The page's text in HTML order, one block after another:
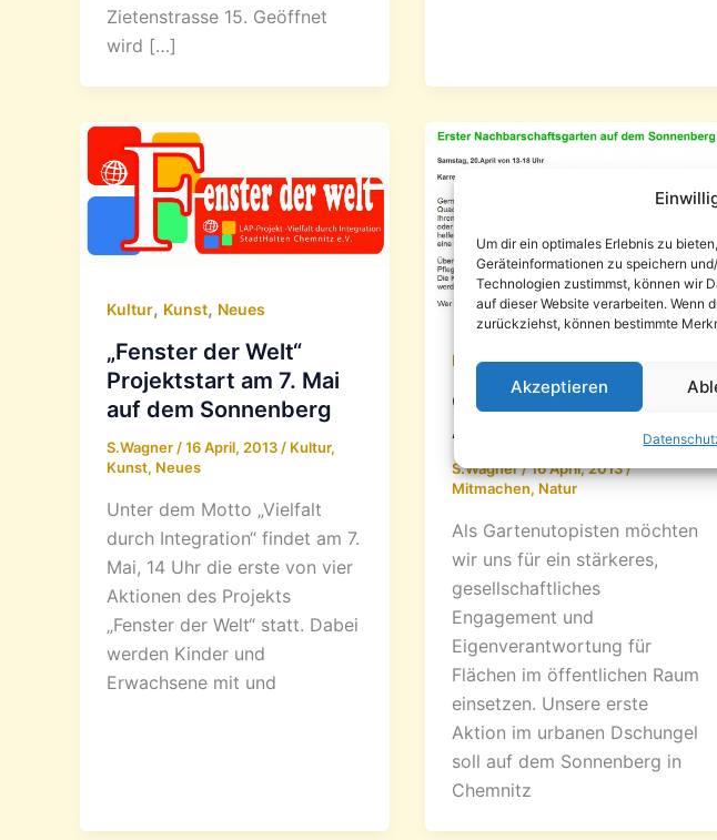
Um dir ein optimales Erlebnis zu
Geräteinformationen zu speichern
Technologien zustimmst, können wir
auf dieser Website verarbeiten. Wenn
zurückziehst, können bestimmte
Akzeptieren
Zietenstrasse 15. Geöffnet
wird […]
Kultur, Kunst, Neues
„Fenster der Welt“
Projektstart am 7. Mai
auf dem Sonnenberg
S.Wagner/16 April, 2013/ Kultur,
Kunst, Neues
Unter dem Motto „Vielfalt
durch Integration“ findet am 7.
Mai, 14 Uhr die erste von vier
Aktionen des Projekts
„Fenster der Welt“ statt. Dabei
werden Kinder und
Erwachsene mit und
Mitmachen,Natur
Garteneinsatz am 20.
April
S.Wagner/16 April, 2013/
Mitmachen, Natur
Als Gartenutopisten möchten
wir uns für ein stärkeres,
gesellschaftliches
Engagement und
Eigenverantwortung für
Flächen im öffentlichen Raum
einsetzen. Unsere erste
Aktion im urbanen Dschungel
soll auf dem Sonnenberg in
Chemnitz